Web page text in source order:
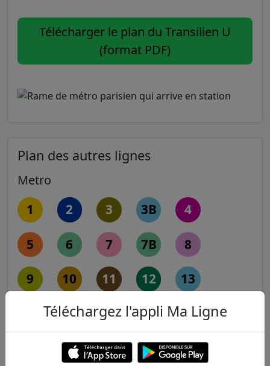
Télécharger le plan du Transilien U
(format PDF)
Plan des autres lignes
Metro
1 2 3 3B 4
5 6 7 7B 8
9 10 11 12 13
Téléchargez l'appli Ma Ligne